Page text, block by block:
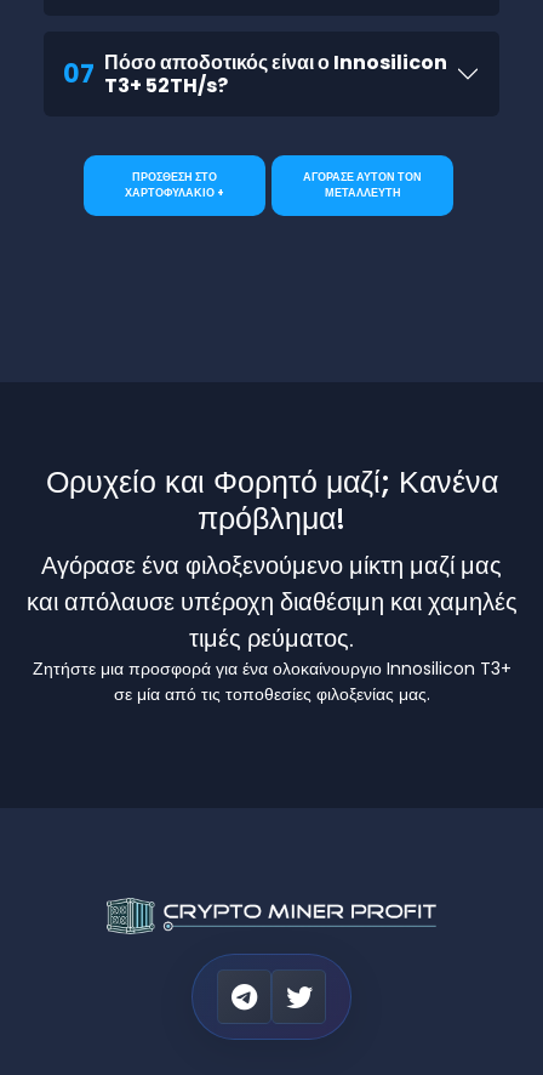
07 Πόσο αποδοτικός είναι ο Innosilicon
T3+ 52TH/s?
ΠΡΟΣΘΕΣΗ ΣΤΟ
ΧΑΡΤΟΦΥΛΑΚΙΟ +
ΑΓΟΡΑΣΕ ΑΥΤΟΝ ΤΟΝ
ΜΕΤΑΛΛΕΥΤΗ
Ορυχείο και Φορητό μαζί; Κανένα
πρόβλημα!
Αγόρασε ένα φιλοξενούμενο μίκτη μαζί μας
και απόλαυσε υπέροχη διαθέσιμη και χαμηλές
τιμές ρεύματος.
Ζητήστε μια προσφορά για ένα ολοκαίνουργιο Innosilicon T3+
σε μία από τις τοποθεσίες φιλοξενίας μας.